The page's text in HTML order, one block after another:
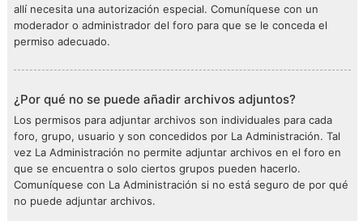
allí necesita una autorización especial. Comuníquese con un
moderador o administrador del foro para que se le conceda el
permiso adecuado.
¿Por qué no se puede añadir archivos adjuntos?
Los permisos para adjuntar archivos son individuales para cada
foro, grupo, usuario y son concedidos por La Administración. Tal
vez La Administración no permite adjuntar archivos en el foro en
que se encuentra o solo ciertos grupos pueden hacerlo.
Comuníquese con La Administración si no está seguro de por qué
no puede adjuntar archivos.